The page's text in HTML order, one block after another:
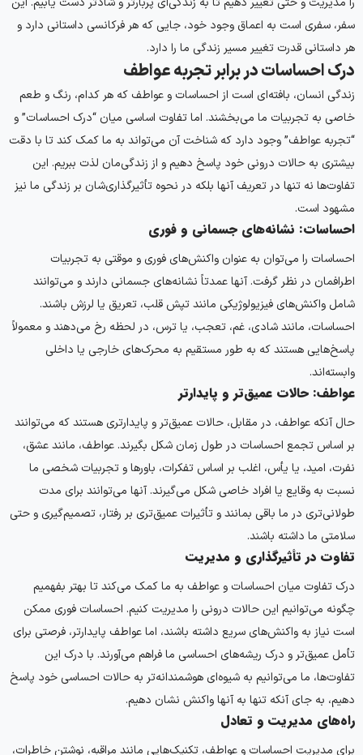
سفر، سفری است به اعماق وجود خود، جایی که هر فرکانسی داستانی دارد و
هر داستانی قدرت تغییر مسیر زندگی ما را دارد.
درک احساسات در برابر تجربه عواطف
زندگی انسان، بافته‌ای است از احساسات و عواطف که هر کدام، رنگ و طعم
خاصی به تجربیات ما می‌بخشند. اما تفاوت اساسی میان “درک احساسات” و
“تجربه عواطف” وجود دارد که شناخت آن می‌تواند به ما کمک کند تا با دقت
بیشتری به حالات درونی خود پاسخ دهیم و از زندگی‌مان لذت ببریم. این
تفاوت‌ها نه تنها در تعریف آنها بلکه در نحوه تأثیرگذاری‌شان بر زندگی ما نیز
مشهود است.
احساسات: نشانه‌های جسمانی و فوری
احساسات را می‌توان به عنوان واکنش‌های فوری و موقتی به تجربیات
اطرافمان در نظر گرفت. آنها عمدتاً نشانه‌های جسمانی دارند و می‌توانند
شامل واکنش‌های فیزیولوژیکی مانند تپش قلب، تعریق یا لرزش باشند.
احساسات، مانند شادی، غم، تعجب، یا ترس، در لحظه رخ می‌دهند و معمولاً
پاسخ‌هایی هستند که به طور مستقیم به محرک‌های خارجی یا داخلی
وابسته‌اند.
عواطف: حالات عمیق‌تر و پایدارتر
حال آنکه عواطف، در مقابل، حالات عمیق‌تر و پایدارتری هستند که می‌توانند
بر اساس تجمع احساسات در طول زمان شکل بگیرند. عواطف، مانند عشق،
نفرت، امید، یا یأس، اغلب بر اساس تفکرات، باورها و تجربیات شخصی ما
نسبت به وقایع یا افراد خاصی شکل می‌گیرند. آنها می‌توانند برای مدت
طولانی‌تری در ما باقی بمانند و تأثیرات عمیق‌تری بر رفتار، تصمیم‌گیری و حتی
سلامتی ما داشته باشند.
تفاوت در تأثیرگذاری و مدیریت
درک تفاوت میان احساسات و عواطف به ما کمک می‌کند تا بهتر بفهمیم
چگونه می‌توانیم این حالات درونی را مدیریت کنیم. احساسات فوری ممکن
است نیاز به واکنش‌های سریع داشته باشند، اما عواطف پایدارتر، فرصتی برای
تأمل عمیق‌تر و درک ریشه‌های احساسی ما فراهم می‌آورند. با درک این
تفاوت‌ها، ما می‌توانیم به شیوه‌ای هوشمندانه‌تر به حالات احساسی خود پاسخ
دهیم، به جای آنکه تنها به آنها واکنش نشان دهیم.
راه‌های مدیریت و تعادل
برای مدیریت احساسات و عواطف، تکنیک‌هایی مانند مراقبه، نوشتن خاطرات،